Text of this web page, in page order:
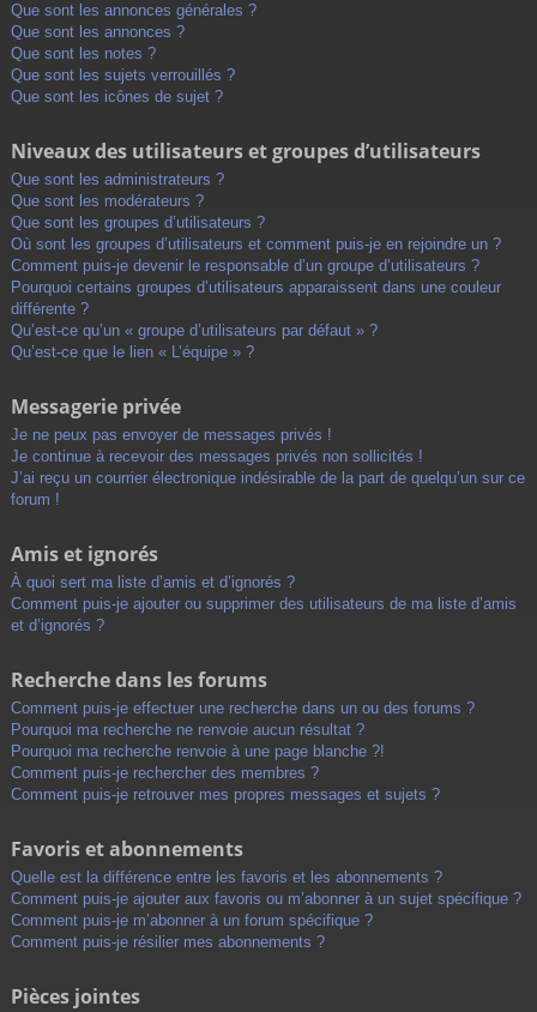
Que sont les annonces générales ?
Que sont les annonces ?
Que sont les notes ?
Que sont les sujets verrouillés ?
Que sont les icônes de sujet ?
Niveaux des utilisateurs et groupes d’utilisateurs
Que sont les administrateurs ?
Que sont les modérateurs ?
Que sont les groupes d’utilisateurs ?
Où sont les groupes d’utilisateurs et comment puis-je en rejoindre un ?
Comment puis-je devenir le responsable d’un groupe d’utilisateurs ?
Pourquoi certains groupes d’utilisateurs apparaissent dans une couleur
différente ?
Qu’est-ce qu’un « groupe d’utilisateurs par défaut » ?
Qu’est-ce que le lien « L’équipe » ?
Messagerie privée
Je ne peux pas envoyer de messages privés !
Je continue à recevoir des messages privés non sollicités !
J’ai reçu un courrier électronique indésirable de la part de quelqu’un sur ce
forum !
Amis et ignorés
À quoi sert ma liste d’amis et d’ignorés ?
Comment puis-je ajouter ou supprimer des utilisateurs de ma liste d’amis
et d’ignorés ?
Recherche dans les forums
Comment puis-je effectuer une recherche dans un ou des forums ?
Pourquoi ma recherche ne renvoie aucun résultat ?
Pourquoi ma recherche renvoie à une page blanche ?!
Comment puis-je rechercher des membres ?
Comment puis-je retrouver mes propres messages et sujets ?
Favoris et abonnements
Quelle est la différence entre les favoris et les abonnements ?
Comment puis-je ajouter aux favoris ou m’abonner à un sujet spécifique ?
Comment puis-je m’abonner à un forum spécifique ?
Comment puis-je résilier mes abonnements ?
Pièces jointes